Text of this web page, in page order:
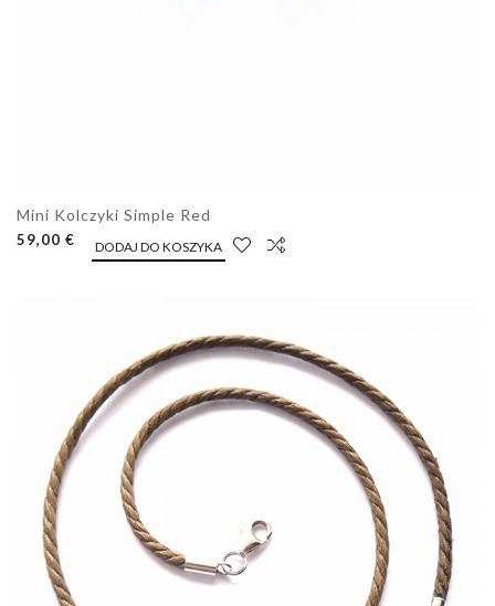
Mini Kolczyki Simple Red
59,00 € DODAJ DO KOSZYKA